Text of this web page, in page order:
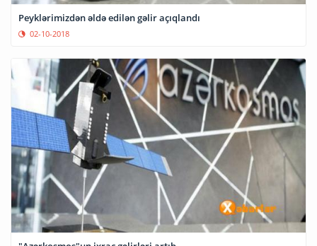
Peyklərimizdən əldə edilən gəlir açıqlandı
02-10-2018